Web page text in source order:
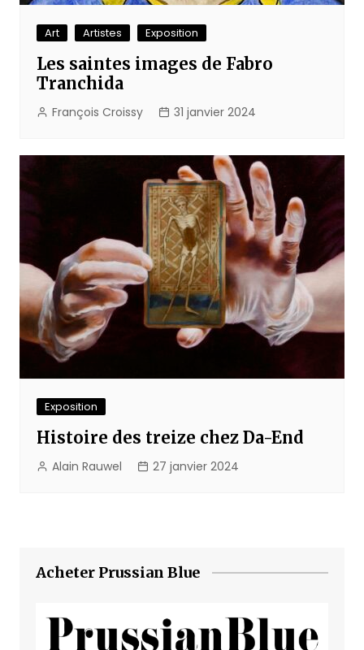
Art Artistes Exposition
Les saintes images de Fabro
Tranchida
François Croissy 31 janvier 2024
Exposition
Histoire des treize chez Da-End
Alain Rauwel 27 janvier 2024
Acheter Prussian Blue